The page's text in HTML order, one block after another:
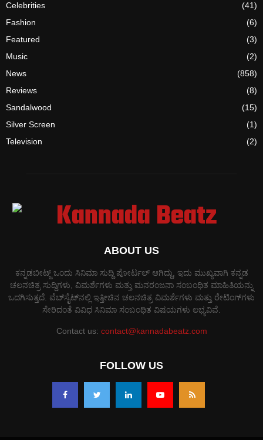
Celebrities
(41)
Fashion
(6)
Featured
(3)
Music
(2)
News
(858)
Reviews
(8)
Sandalwood
(15)
Silver Screen
(1)
Television
(2)
ABOUT US
ಕನ್ನಡಬೀಟ್ಜ್ ಒಂದು ಸಿನಿಮಾ ಸುದ್ದಿ ಪೋರ್ಟಲ್ ಆಗಿದ್ದು, ಇದು ಮುಖ್ಯವಾಗಿ ಕನ್ನಡ
ಚಲನಚಿತ್ರ ಸುದ್ದಿಗಳು, ವಿಮರ್ಶೆಗಳು ಮತ್ತು ಮನರಂಜನಾ ಸಂಬಂಧಿತ ಮಾಹಿತಿಯನ್ನು
ಒದಗಿಸುತ್ತದೆ. ವೆಬ್‌ಸೈಟ್‌ನಲ್ಲಿ ಇತ್ತೀಚಿನ ಚಲನಚಿತ್ರ ವಿಮರ್ಶೆಗಳು ಮತ್ತು ರೇಟಿಂಗ್‌ಗಳು
ಸೇರಿದಂತೆ ವಿವಿಧ ಸಿನಿಮಾ ಸಂಬಂಧಿತ ವಿಷಯಗಳು ಲಭ್ಯವಿವೆ.
Contact us: contact@kannadabeatz.com
FOLLOW US